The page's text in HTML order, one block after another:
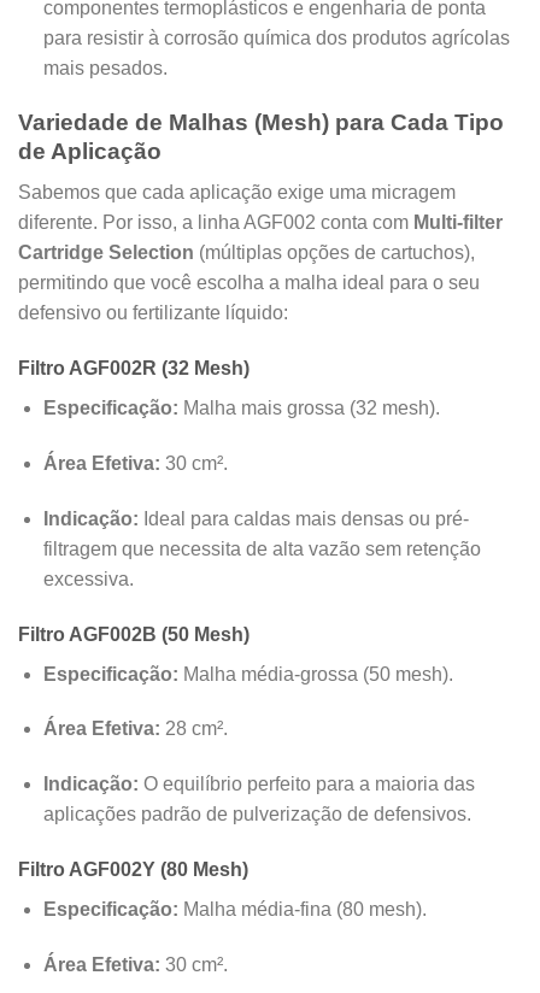
componentes termoplásticos e engenharia de ponta
para resistir à corrosão química dos produtos agrícolas
mais pesados.
Variedade de Malhas (Mesh) para Cada Tipo
de Aplicação
Sabemos que cada aplicação exige uma micragem
diferente. Por isso, a linha AGF002 conta com Multi-filter
Cartridge Selection (múltiplas opções de cartuchos),
permitindo que você escolha a malha ideal para o seu
defensivo ou fertilizante líquido:
Filtro AGF002R (32 Mesh)
Especificação: Malha mais grossa (32 mesh).
Área Efetiva: 30 cm².
Indicação: Ideal para caldas mais densas ou pré-
filtragem que necessita de alta vazão sem retenção
excessiva.
Filtro AGF002B (50 Mesh)
Especificação: Malha média-grossa (50 mesh).
Área Efetiva: 28 cm².
Indicação: O equilíbrio perfeito para a maioria das
aplicações padrão de pulverização de defensivos.
Filtro AGF002Y (80 Mesh)
Especificação: Malha média-fina (80 mesh).
Área Efetiva: 30 cm².